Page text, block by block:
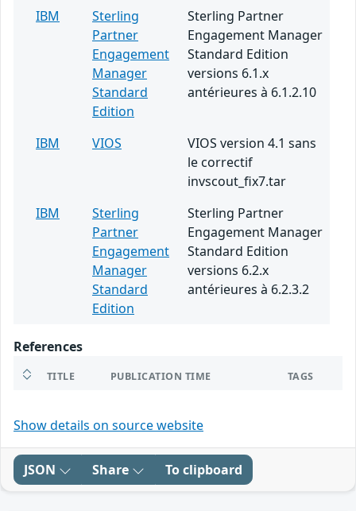
IBM
Sterling
Partner
Engagement
Manager
Standard
Edition
Sterling Partner
Engagement Manager
Standard Edition
versions 6.1.x
antérieures à 6.1.2.10
IBM VIOS
VIOS version 4.1 sans
le correctif
invscout_fix7.tar
IBM
Sterling
Partner
Engagement
Manager
Standard
Edition
Sterling Partner
Engagement Manager
Standard Edition
versions 6.2.x
antérieures à 6.2.3.2
References
TITLE PUBLICATION TIME TAGS
Show details on source website
JSON Share To clipboard